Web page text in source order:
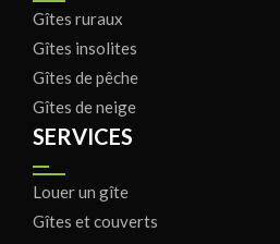
Gîtes ruraux
Gîtes insolites
Gîtes de pêche
Gîtes de neige
SERVICES
Louer un gîte
Gîtes et couverts